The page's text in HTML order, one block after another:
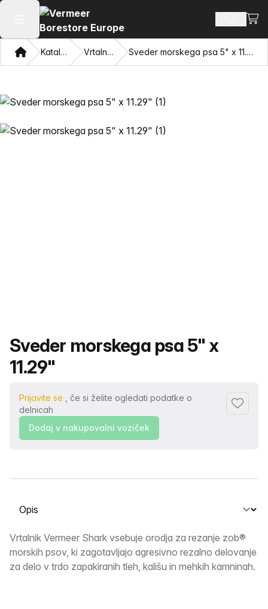
Odpri glavni meni Iskanje
Doma Katalog Vrtalniki Sveder morskega psa 5" x 11.29"
Ime izdelka
Sveder morskega psa 5" x
11.29"
Prijavite se , če si želite ogledati podatke o
delnicah
Dodaj
Dodaj v nakupovalni voziček
Izberite zavihek
Opis
Vrtalnik Vermeer Shark vsebuje orodja za rezanje zob®
morskih psov, ki zagotavljajo agresivno rezalno delovanje
za delo v trdo zapakiranih tleh, kališu in mehkih kamninah.